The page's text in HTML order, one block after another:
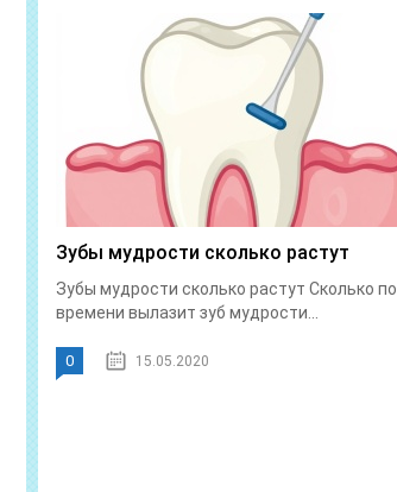
Зубы мудрости сколько растут
Зубы мудрости сколько растут Сколько по
времени вылазит зуб мудрости...
0 15.05.2020